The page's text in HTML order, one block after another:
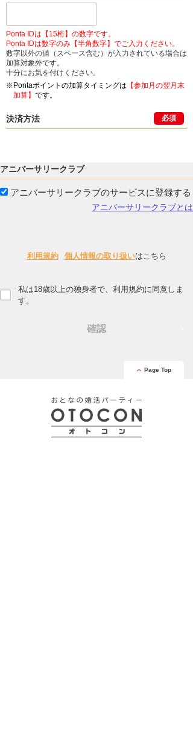
Ponta IDは【15桁】の数字です。
Ponta IDは数字のみ【半角数字】でご入力ください。
数字以外の値（スペース含む）が入力されている場合は
加算対象外です。
十分にお気を付けください。
※Pontaポイントの加算タイミングは 【参加月の翌月末
加算】 です。
決済方法 必須
アニバーサリークラブ
アニバーサリークラブのサービスに登録する
アニバーサリークラブとは
利用規約 個人情報の取り扱いはこちら
私は18歳以上の独身者で、利用規約に同意しま
す。
確認
Page Top